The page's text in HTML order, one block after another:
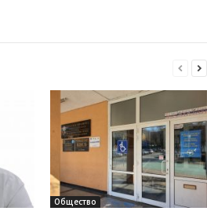
Общество